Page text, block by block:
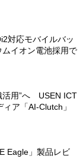
対応モバイルバッ
イオン電池採用で
活用”へ USEN ICT
ア「AI-Clutch」
Eagle」製品レビ